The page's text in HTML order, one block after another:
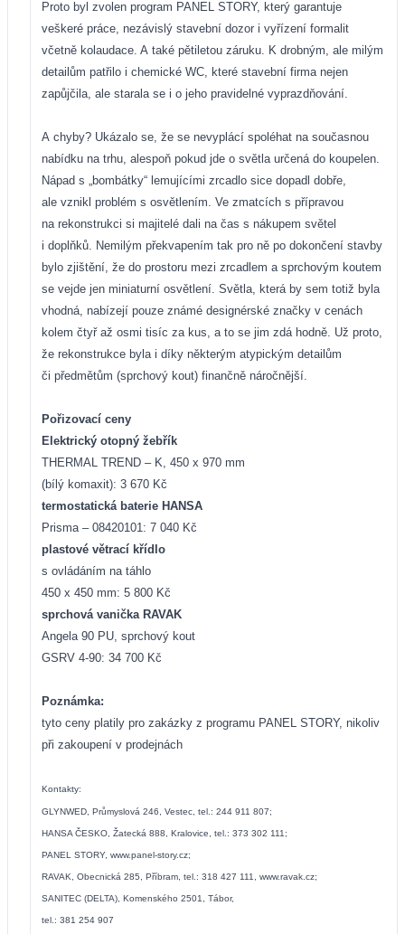
Proto byl zvolen program PANEL STORY, který garantuje
veškeré práce, nezávislý stavební dozor i vyřízení formalit
včetně kolaudace. A také pětiletou záruku. K drobným, ale milým
detailům patřilo i chemické WC, které stavební firma nejen
zapůjčila, ale starala se i o jeho pravidelné vyprazdňování.
A chyby? Ukázalo se, že se nevyplácí spoléhat na současnou
nabídku na trhu, alespoň pokud jde o světla určená do koupelen.
Nápad s „bombátky“ lemujícími zrcadlo sice dopadl dobře,
ale vznikl problém s osvětlením. Ve zmatcích s přípravou
na rekonstrukci si majitelé dali na čas s nákupem světel
i doplňků. Nemilým překvapením tak pro ně po dokončení stavby
bylo zjištění, že do prostoru mezi zrcadlem a sprchovým koutem
se vejde jen miniaturní osvětlení. Světla, která by sem totiž byla
vhodná, nabízejí pouze známé designérské značky v cenách
kolem čtyř až osmi tisíc za kus, a to se jim zdá hodně. Už proto,
že rekonstrukce byla i díky některým atypickým detailům
či předmětům (sprchový kout) finančně náročnější.
Pořizovací ceny
Elektrický otopný žebřík
THERMAL TREND – K, 450 x 970 mm
(bílý komaxit): 3 670 Kč
termostatická baterie HANSA
Prisma – 08420101: 7 040 Kč
plastové větrací křídlo
s ovládáním na táhlo
450 x 450 mm: 5 800 Kč
sprchová vanička RAVAK
Angela 90 PU, sprchový kout
GSRV 4-90: 34 700 Kč
Poznámka:
tyto ceny platily pro zakázky z programu PANEL STORY, nikoliv
při zakoupení v prodejnách
Kontakty:
GLYNWED, Průmyslová 246, Vestec, tel.: 244 911 807;
HANSA ČESKO, Žatecká 888, Kralovice, tel.: 373 302 111;
PANEL STORY, www.panel-story.cz;
RAVAK, Obecnická 285, Příbram, tel.: 318 427 111, www.ravak.cz;
SANITEC (DELTA), Komenského 2501, Tábor,
tel.: 381 254 907